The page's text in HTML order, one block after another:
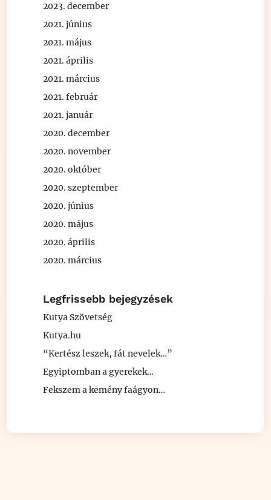
2023. december
2021. június
2021. május
2021. április
2021. március
2021. február
2021. január
2020. december
2020. november
2020. október
2020. szeptember
2020. június
2020. május
2020. április
2020. március
Legfrissebb bejegyzések
Kutya Szövetség
Kutya.hu
“Kertész leszek, fát nevelek…”
Egyiptomban a gyerekek…
Fekszem a kemény faágyon…